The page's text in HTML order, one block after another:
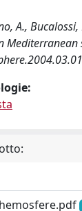
A.,
Mediterranean